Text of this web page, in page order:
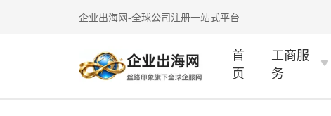
企业出海网-全球公司注册一站式平台
首
页
工商服
务